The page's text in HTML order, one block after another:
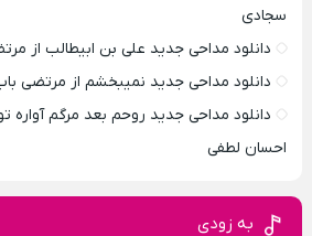
سجادی
دانلود مداحی جدید علی بن ابیطالب از
دانلود مداحی جدید نمیبخشم از مرتضی
دانلود مداحی جدید روحم بعد مرگم آواره
احسان لطفی
به زودی